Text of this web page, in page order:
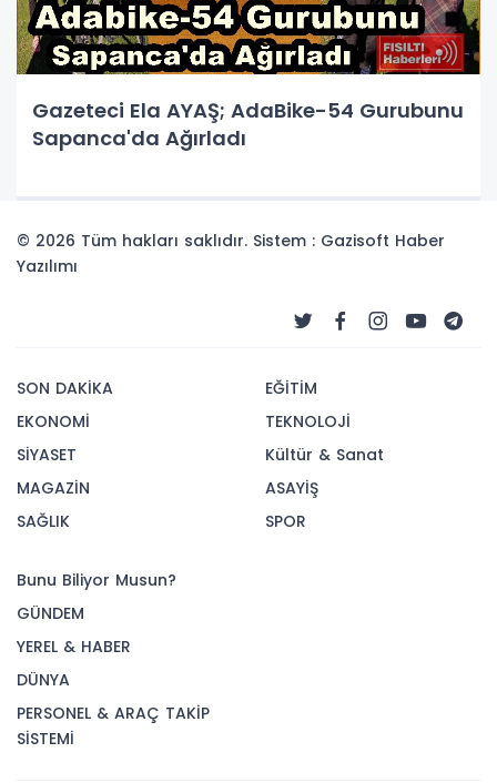
Gazeteci Ela AYAŞ; AdaBike-54 Gurubunu
Sapanca'da Ağırladı
© 2026 Tüm hakları saklıdır. Sistem : Gazisoft Haber
Yazılımı
SON DAKİKA
EKONOMİ
SİYASET
MAGAZİN
SAĞLIK
EĞİTİM
TEKNOLOJİ
Kültür & Sanat
ASAYİŞ
SPOR
Bunu Biliyor Musun?
GÜNDEM
YEREL & HABER
DÜNYA
PERSONEL & ARAÇ TAKİP
SİSTEMİ